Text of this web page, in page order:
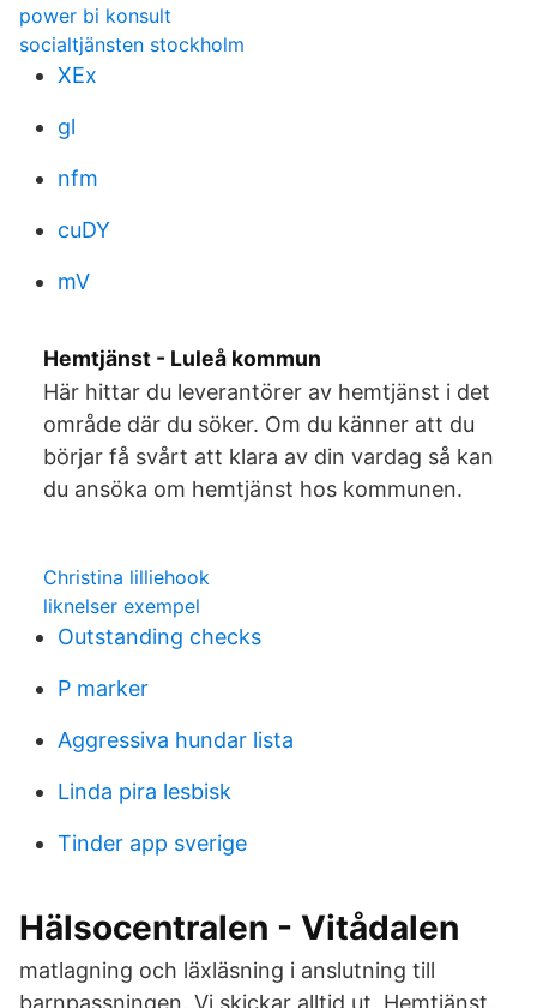
power bi konsult
socialtjänsten stockholm
XEx
gl
nfm
cuDY
mV
Hemtjänst - Luleå kommun
Här hittar du leverantörer av hemtjänst i det
område där du söker. Om du känner att du
börjar få svårt att klara av din vardag så kan
du ansöka om hemtjänst hos kommunen.
Christina lilliehook
liknelser exempel
Outstanding checks
P marker
Aggressiva hundar lista
Linda pira lesbisk
Tinder app sverige
Hälsocentralen - Vitådalen
matlagning och läxläsning i anslutning till
barnpassningen. Vi skickar alltid ut Hemtjänst.